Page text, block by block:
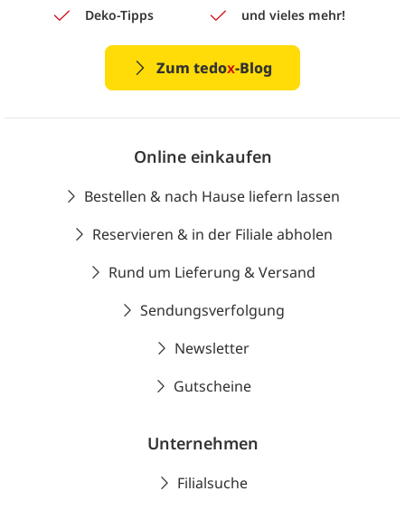
Deko-Tipps
und vieles mehr!
Zum tedox-Blog
Online einkaufen
Bestellen & nach Hause liefern lassen
Reservieren & in der Filiale abholen
Rund um Lieferung & Versand
Sendungsverfolgung
Newsletter
Gutscheine
Unternehmen
Filialsuche